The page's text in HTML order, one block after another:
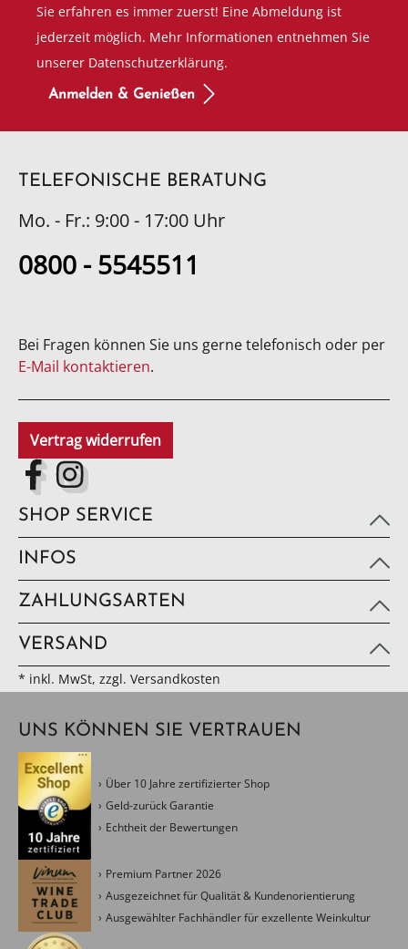
Sie erfahren es immer zuerst! Eine Abmeldung ist
jederzeit möglich. Mehr Informationen entnehmen Sie
unserer Datenschutzerklärung.
Anmelden & Genießen
TELEFONISCHE BERATUNG
Mo. - Fr.: 9:00 - 17:00 Uhr
0800 - 5545511
Bei Fragen können Sie uns gerne telefonisch oder per
E-Mail kontaktieren.
Vertrag widerrufen
SHOP SERVICE
INFOS
ZAHLUNGSARTEN
VERSAND
* inkl. MwSt, zzgl. Versandkosten
UNS KÖNNEN SIE VERTRAUEN
Über 10 Jahre zertifizierter Shop
Geld-zurück Garantie
Echtheit der Bewertungen
Premium Partner 2026
Ausgezeichnet für Qualität & Kundenorientierung
Ausgewählter Fachhändler für exzellente Weinkultur